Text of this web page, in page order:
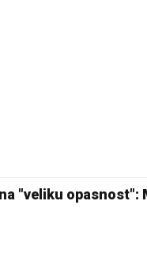
"veliku opasnost":